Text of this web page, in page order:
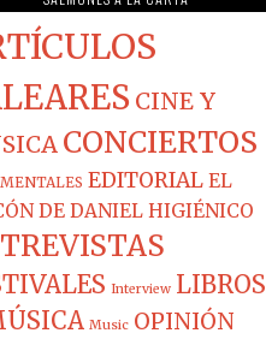
CINE Y
CONCIERTOS
EDITORIAL EL
DE DANIEL HIGIÉNICO
Interview LIBROS
Music OPINIÓN